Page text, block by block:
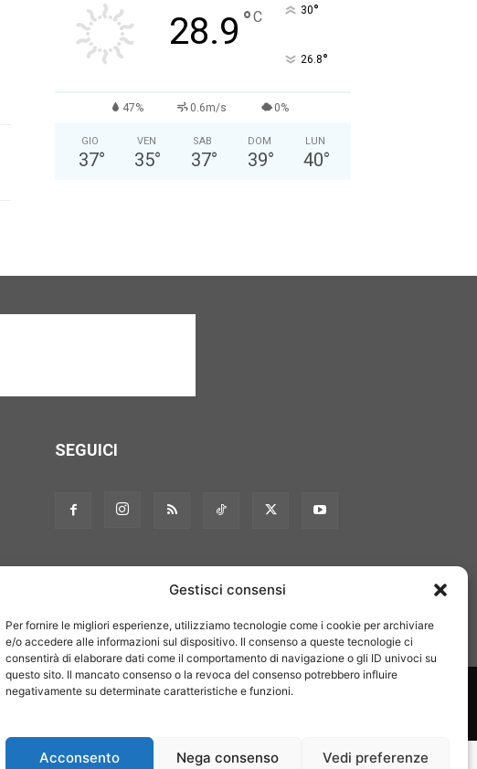
Gestisci consensi
Per fornire le migliori esperienze, utilizziamo tecnologie come i cookie per archiviare
e/o accedere alle informazioni sul dispositivo. Il consenso a queste tecnologie ci
consentirà di elaborare dati come il comportamento di navigazione o gli ID univoci su
questo sito. Il mancato consenso o la revoca del consenso potrebbero influire
negativamente su determinate caratteristiche e funzioni.
Acconsento Nega consenso Vedi preferenze
28.9 °C 30°
26.8°
47% 0.6m/s 0%
GIO
37°
VEN
35°
SAB
37°
DOM
39°
LUN
40°
SEGUICI
Collabora con noi Pubblicità Privacy policy Linee editoriali